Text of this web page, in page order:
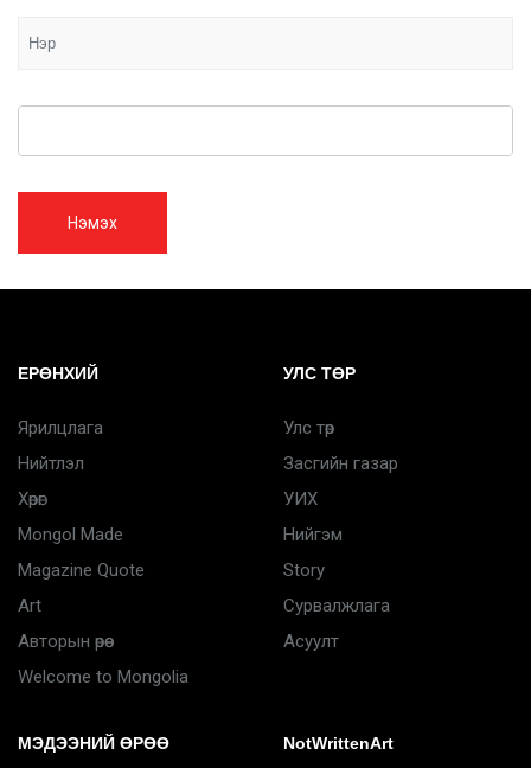
Нэмэх
ЕРӨНХИЙ
Ярилцлага
Нийтлэл
Хөрөг
Mongol Made
Magazine Quote
Art
Авторын өрөө
Welcome to Mongolia
УЛС ТӨР
Улс төр
Засгийн газар
УИХ
Нийгэм
Story
Сурвалжлага
Асуулт
МЭДЭЭНИЙ ӨРӨӨ NotWrittenArt